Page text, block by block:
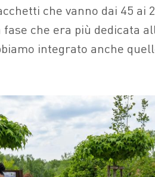
che vanno dai 45 ai
che era più dedicata
integrato anche